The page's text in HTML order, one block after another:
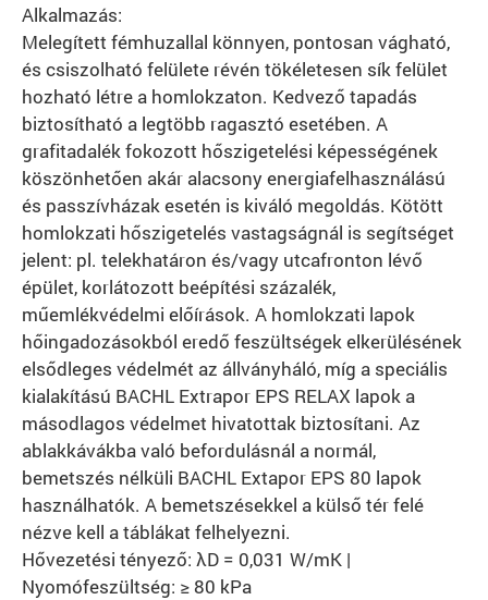
Alkalmazás:
Melegített fémhuzallal könnyen, pontosan vágható,
és csiszolható felülete révén tökéletesen sík felület
hozható létre a homlokzaton. Kedvező tapadás
biztosítható a legtöbb ragasztó esetében. A
grafitadalék fokozott hőszigetelési képességének
köszönhetően akár alacsony energiafelhasználású
és passzívházak esetén is kiváló megoldás. Kötött
homlokzati hőszigetelés vastagságnál is segítséget
jelent: pl. telekhatáron és/vagy utcafronton lévő
épület, korlátozott beépítési százalék,
műemlékvédelmi előírások. A homlokzati lapok
hőingadozásokból eredő feszültségek elkerülésének
elsődleges védelmét az állványháló, míg a speciális
kialakítású BACHL Extrapor EPS RELAX lapok a
másodlagos védelmet hivatottak biztosítani. Az
ablakkávákba való befordulásnál a normál,
bemetszés nélküli BACHL Extapor EPS 80 lapok
használhatók. A bemetszésekkel a külső tér felé
nézve kell a táblákat felhelyezni.
Hővezetési tényező: λD = 0,031 W/mK |
Nyomófeszültség: ≥ 80 kPa